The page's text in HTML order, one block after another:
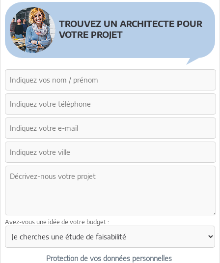
TROUVEZ UN ARCHITECTE POUR
VOTRE PROJET
Avez-vous une idée de votre budget :
Protection de vos données personnelles